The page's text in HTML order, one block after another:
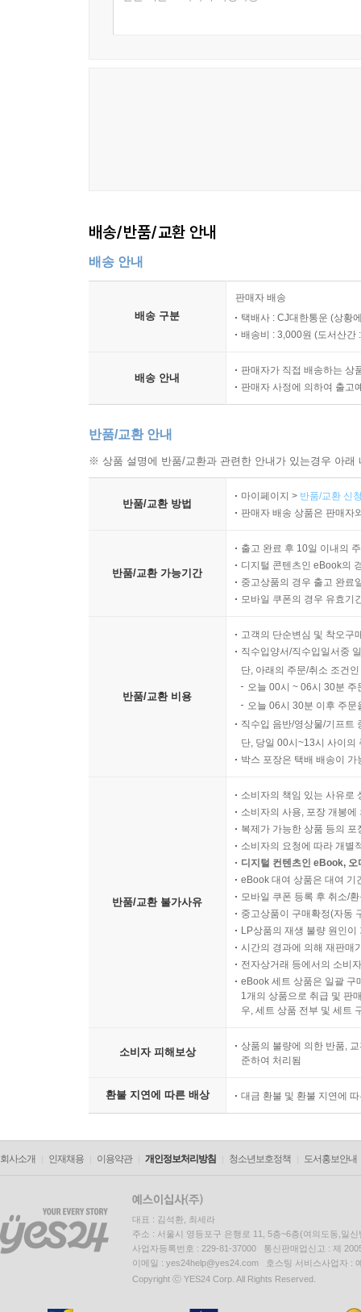
배송/반품/교환 안내
배송 안내
배송 구분
판매자 배송
택배사 : CJ대한통운 (상황
배송비 : 3,000원 (도서산간
배송 안내
판매자가 직접 배송하는 상
판매자 사정에 의하여 출고
반품/교환 안내
※ 상품 설명에 반품/교환과 관련한 안내가 있는경우 아
반품/교환 방법
마이페이지 > 반품/교환 신
판매자 배송 상품은 판매자
반품/교환 가능기간
출고 완료 후 10일 이내의
디지털 콘텐츠인 eBook의
중고상품의 경우 출고 완료
모바일 쿠폰의 경우 유효기
반품/교환 비용
고객의 단순변심 및 착오구
직수입양서/직수입일서중
단, 아래의 주문/취소 조건
오늘 00시 ~ 06시 30분
오늘 06시 30분 이후 주
직수입 음반/영상물/기프트
단, 당일 00시~13시 사이의
박스 포장은 택배 배송이
반품/교환 불가사유
소비자의 책임 있는 사유로
소비자의 사용, 포장 개봉
복제가 가능한 상품 등의
소비자의 요청에 따라 개별
디지털 컨텐츠인 eBook,
eBook 대여 상품은 대여 기
모바일 쿠폰 등록 후 취소/
중고상품이 구매확정(자동
LP상품의 재생 불량 원인
시간의 경과에 의해 재판매
전자상거래 등에서의 소비
eBook 세트 상품은 일괄 구
1개의 상품으로 취급 및 판
우, 세트 상품 전부 및 세트
소비자 피해보상
상품의 불량에 의한 반품,
준하여 처리됨
환불 지연에 따른 배상 대금 환불 및 환불 지연에
회사소개 인재채용 이용약관 개인정보처리방침 청소년보호정책 도서홍보안내
대표 : 김석환, 최세라
주소 : 서울시 영등포구 은행로 11, 5층~6층(여의도동,일신
사업자등록번호 : 229-81-37000 통신판매업신고 : 제
이메일 : yes24help@yes24.com 호스팅 서비스사업자 :
Copyright ⓒ YES24 Corp. All Rights Reserved.